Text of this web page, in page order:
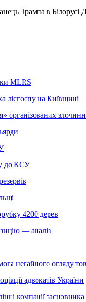
Трампа в
MLRS
лісгоспу на Київщині
організованих
до КСУ
4200 дерев
— аналіз
негайного огляду
адвокатів України
компанії